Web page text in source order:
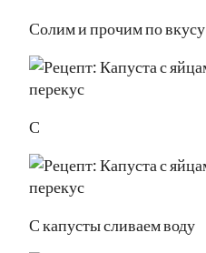
Солим и прочим по вкусу
С
С капусты сливаем воду